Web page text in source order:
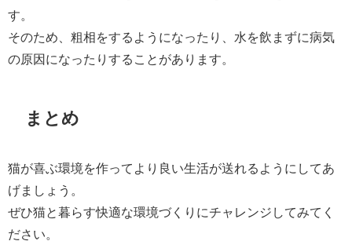
す。
そのため、粗相をするようになったり、水を飲まずに病気
の原因になったりすることがあります。
まとめ
猫が喜ぶ環境を作ってより良い生活が送れるようにしてあ
げましょう。
ぜひ猫と暮らす快適な環境づくりにチャレンジしてみてく
ださい。